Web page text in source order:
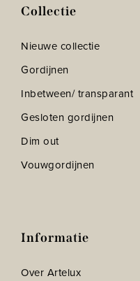
Collectie
Nieuwe collectie
Gordijnen
Inbetween/ transparant
Gesloten gordijnen
Dim out
Vouwgordijnen
Informatie
Over Artelux